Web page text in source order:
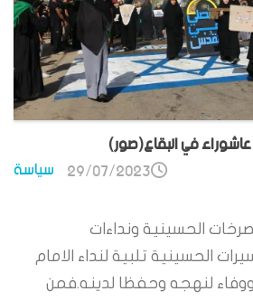
في البقاع(صور)
سياسة 29/07/2023
الحسينية ونداءات
الحسينية تلبية لنداء الامام
ووفاء لنهجه وحفظا لدينه.فمن